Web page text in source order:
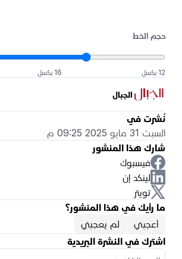
حجم الخط
12 بكسل 16 بكسل
الجبال
نُشرت في
السبت 31 مايو 2025 09:25 م
شارك هذا المنشور
فيسبوك
لينكد إن
تويتر
ما رأيك في هذا المنشور؟
أعجبني
لم يعجبني
اشترك في النشرة البريدية